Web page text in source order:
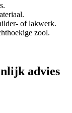
of lakwerk.
zool.
advies